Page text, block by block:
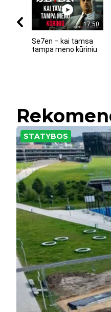
17:50
Se7en – kai tamsa
tampa meno kūriniu
STATYBOS